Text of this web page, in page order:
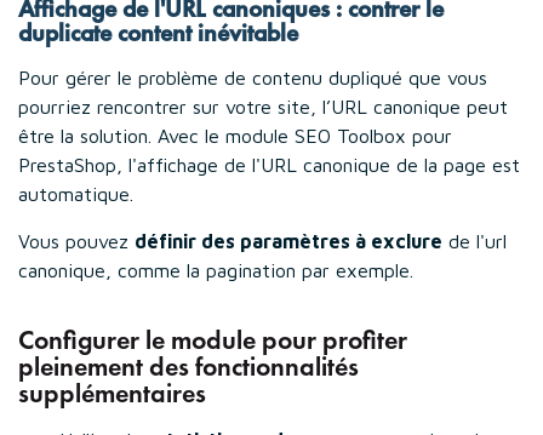
Affichage de l'URL canoniques : contrer le
duplicate content inévitable
Pour gérer le problème de contenu dupliqué que vous
pourriez rencontrer sur votre site, l’URL canonique peut
être la solution. Avec le module SEO Toolbox pour
PrestaShop, l'affichage de l'URL canonique de la page est
automatique.
Vous pouvez définir des paramètres à exclure de l'url
canonique, comme la pagination par exemple.
Configurer le module pour profiter
pleinement des fonctionnalités
supplémentaires